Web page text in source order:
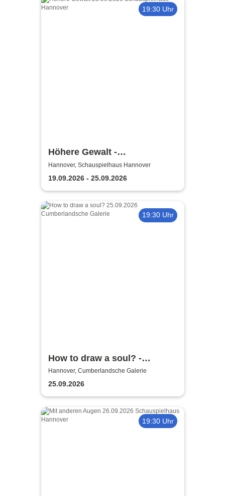
19:30 Uhr
Höhere Gewalt -
Niedersächsisches
Staatstheater Hannover
Hannover, Schauspielhaus Hannover
19.09.2026 - 25.09.2026
19:30 Uhr
How to draw a soul? -
Niedersächsische
Staatstheater
Hannover, Cumberlandsche Galerie
25.09.2026
19:30 Uhr